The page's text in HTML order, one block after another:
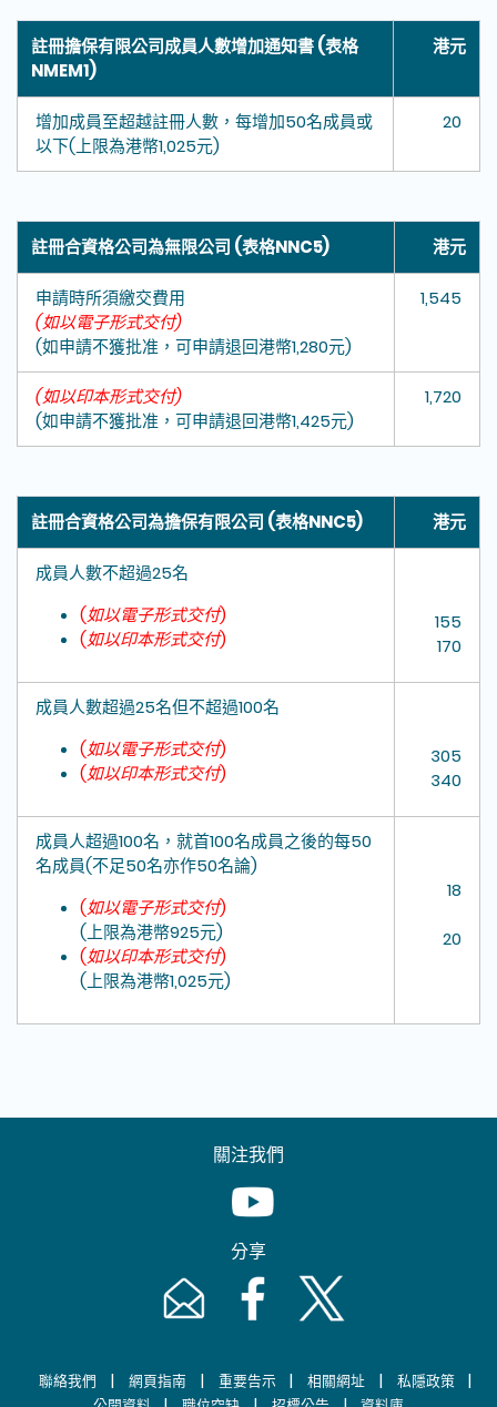
註冊擔保有限公司成員人數增加通知書 (表格
NMEM1)
港元
增加成員至超越註冊人數，每增加50名成員或
以下(上限為港幣1,025元)
20
註冊合資格公司為無限公司 (表格NNC5) 港元
申請時所須繳交費用
(如以電子形式交付)
(如申請不獲批准，可申請退回港幣1,280元)
1,545
(如以印本形式交付)
(如申請不獲批准，可申請退回港幣1,425元)
1,720
註冊合資格公司為擔保有限公司 (表格NNC5) 港元
成員人數不超過25名
(如以電子形式交付)
(如以印本形式交付)
155
170
成員人數超過25名但不超過100名
(如以電子形式交付)
(如以印本形式交付)
305
340
成員人超過100名，就首100名成員之後的每50
名成員(不足50名亦作50名論)
(如以電子形式交付)
(上限為港幣925元)
(如以印本形式交付)
(上限為港幣1,025元)
18
20
關注我們
Youtube [This link will pop up in
分享
Email [This link will pop up in a new
Facebook [This link will pop up
Twitter [This link will
聯絡我們 | 網頁指南 | 重要告示 | 相關網址 | 私隱政策 |